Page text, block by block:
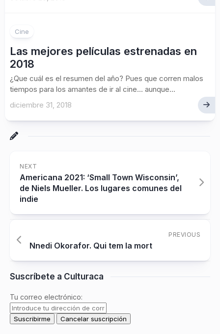
Cine
Las mejores películas estrenadas en
2018
¿Que cuál es el resumen del año? Pues que corren malos
tiempos para los amantes de ir al cine… aunque...
diciembre 31, 2018
NEXT
Americana 2021: ‘Small Town Wisconsin’,
de Niels Mueller. Los lugares comunes del
indie
PREVIOUS
Nnedi Okorafor. Qui tem la mort
Suscríbete a Culturaca
Tu correo electrónico: